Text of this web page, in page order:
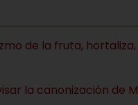
de la fruta,
la canonización de